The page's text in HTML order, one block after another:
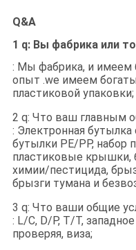
Q&A
1 q: Вы фабрика или
: Мы фабрика, и имеем
опыт .we имеем
пластиковой упаковки;
2 q: Что ваш главным
: Электронная
бутылки PE/PP, набор
пластиковые крышки,
химии/пестицида,
брызги тумана и
3 q: Что ваши общие
: L/C, D/P, T/T,
проверяя, виза;